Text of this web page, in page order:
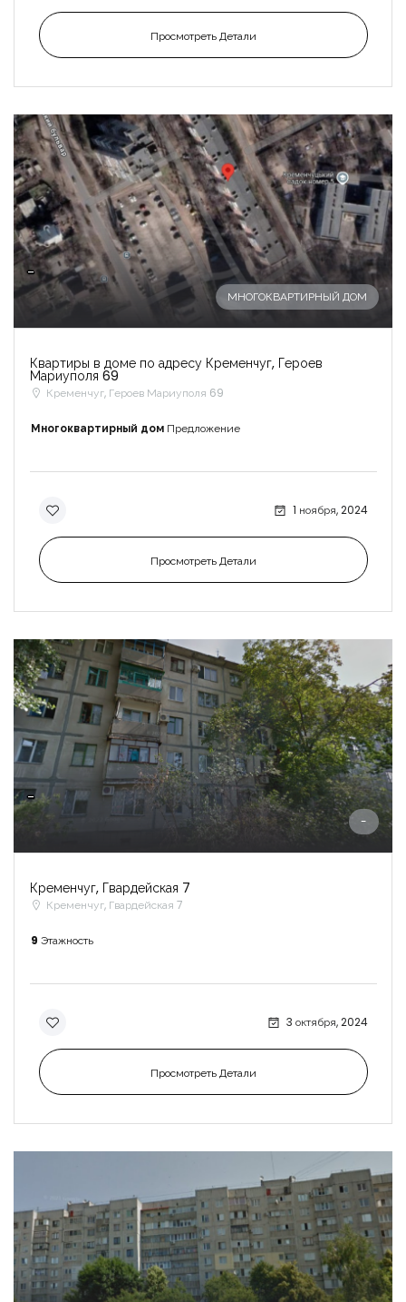
Просмотреть Детали
-
МНОГОКВАРТИРНЫЙ ДОМ
Квартиры в доме по адресу Кременчуг, Героев
Мариуполя 69
Кременчуг, Героев Мариуполя 69
Многоквартирный дом Предложение
1 ноября, 2024
Просмотреть Детали
-
-
Кременчуг, Гвардейская 7
Кременчуг, Гвардейская 7
9 Этажность
3 октября, 2024
Просмотреть Детали